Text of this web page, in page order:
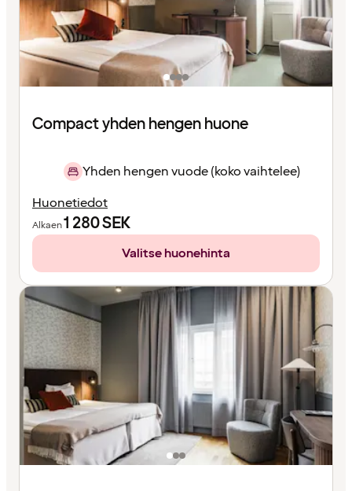
Compact yhden hengen huone
Yhden hengen vuode (koko vaihtelee)
Huonetiedot
Alkaen1 280SEK
Valitse huonehinta